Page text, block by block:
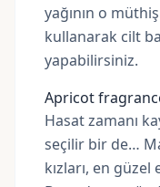
yağının o
kullanarak cilt
yapabilirsiniz.
Apricot
Hasat zamanı
seçilir bir de…
kızları, en